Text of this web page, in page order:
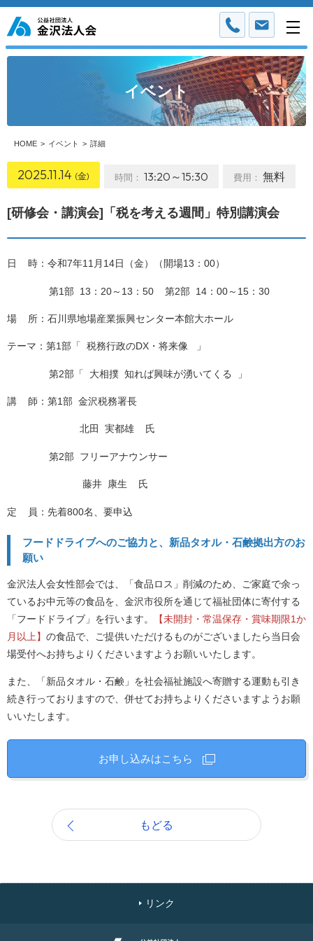
イベント
HOME イベント 詳細
2025.11.14 (金) 13:20～15:30 無料
[研修会・講演会]「税を考える週間」特別講演会
日 時：令和7年11月14日（金）（開場13：00）
第1部 13：20～13：50 第2部 14：00～15：30
場 所：石川県地場産業振興センター本館大ホール
テーマ：第1部「 税務行政のDX・将来像 」
第2部「 大相撲 知れば興味が湧いてくる 」
講 師：第1部 金沢税務署長
北田 実都雄 氏
第2部 フリーアナウンサー
藤井 康生 氏
定 員：先着800名、要申込
フードドライブへのご協力と、新品タオル・石鹸拠出方のお
願い
金沢法人会女性部会では、「食品ロス」削減のため、ご家庭で余っ
ているお中元等の食品を、金沢市役所を通じて福祉団体に寄付する
「フードドライブ」を行います。
【未開封・常温保存・賞味期限1か
月以上】 の食品で、ご提供いただけるものがございましたら当日会
場受付へお持ちよりくださいますようお願いいたします。
また、「新品タオル・石鹸」を社会福祉施設へ寄贈する運動も引き
続き行っておりますので、併せてお持ちよりくださいますようお願
いいたします。
お申し込みはこちら
もどる
リンク